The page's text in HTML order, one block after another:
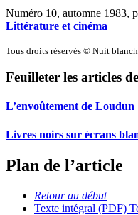
Numéro 10, automne 1983,
Littérature et cinéma
Tous droits réservés © Nuit
Feuilleter les articles
L’envoûtement de Loudun
Livres noirs sur écrans
Plan de l’article
Retour au début
Texte intégral (PDF)